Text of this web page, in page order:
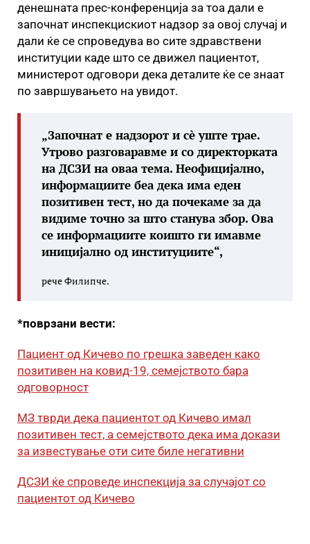
денешната прес-конференција за тоа дали е
започнат инспекцискиот надзор за овој случај и
дали ќе се спроведува во сите здравствени
институции каде што се движел пациентот,
министерот одговори дека деталите ќе се знаат
по завршувањето на увидот.
„Започнат е надзорот и сè уште трае.
Утрово разговаравме и со директорката
на ДСЗИ на оваа тема. Неофицијално,
информациите беа дека има еден
позитивен тест, но да почекаме за да
видиме точно за што станува збор. Ова
се информациите коишто ги имавме
иницијално од институциите“,
рече Филипче.
*поврзани вести:
Пациент од Кичево по грешка заведен како
позитивен на ковид-19, семејството бара
одговорност
МЗ тврди дека пациентот од Кичево имал
позитивен тест, а семејството дека има докази
за известување оти сите биле негативни
ДСЗИ ќе спроведе инспекција за случајот со
пациентот од Кичево